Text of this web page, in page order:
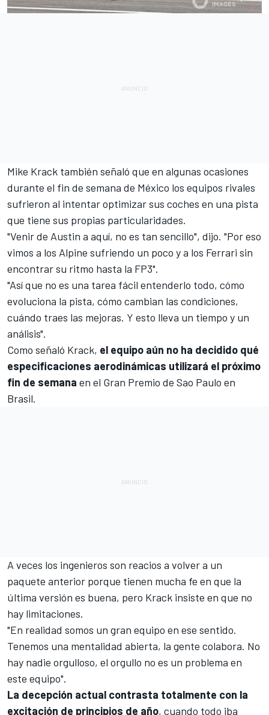
Mike Krack también señaló que en algunas ocasiones
durante el fin de semana de México los equipos rivales
sufrieron al intentar optimizar sus coches en una pista
que tiene sus propias particularidades.
"Venir de Austin a aquí, no es tan sencillo", dijo. "Por eso
vimos a los Alpine sufriendo un poco y a los Ferrari sin
encontrar su ritmo hasta la FP3".
"Así que no es una tarea fácil entenderlo todo, cómo
evoluciona la pista, cómo cambian las condiciones,
cuándo traes las mejoras. Y esto lleva un tiempo y un
análisis".
Como señaló Krack, el equipo aún no ha decidido qué
especificaciones aerodinámicas utilizará el próximo
fin de semana en el Gran Premio de Sao Paulo en
Brasil.
A veces los ingenieros son reacios a volver a un
paquete anterior porque tienen mucha fe en que la
última versión es buena, pero Krack insiste en que no
hay limitaciones.
"En realidad somos un gran equipo en ese sentido.
Tenemos una mentalidad abierta, la gente colabora. No
hay nadie orgulloso, el orgullo no es un problema en
este equipo".
La decepción actual contrasta totalmente con la
excitación de principios de año, cuando todo iba